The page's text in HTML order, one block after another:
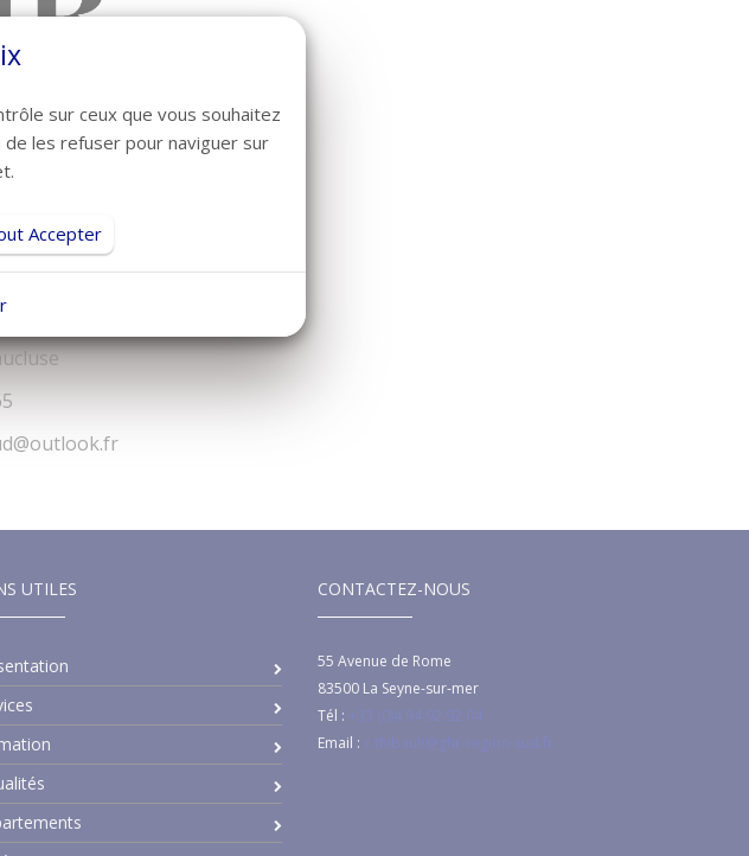
UTILES CONTACTEZ-NOUS
55 Avenue de Rome
83500 La Seyne-sur-mer
Tél : +33 (0)4 94 92 92 04
Email : c.thibault@ghr-region-sud.fr
sur ceux que vous souhaitez
les refuser pour naviguer sur
Accepter